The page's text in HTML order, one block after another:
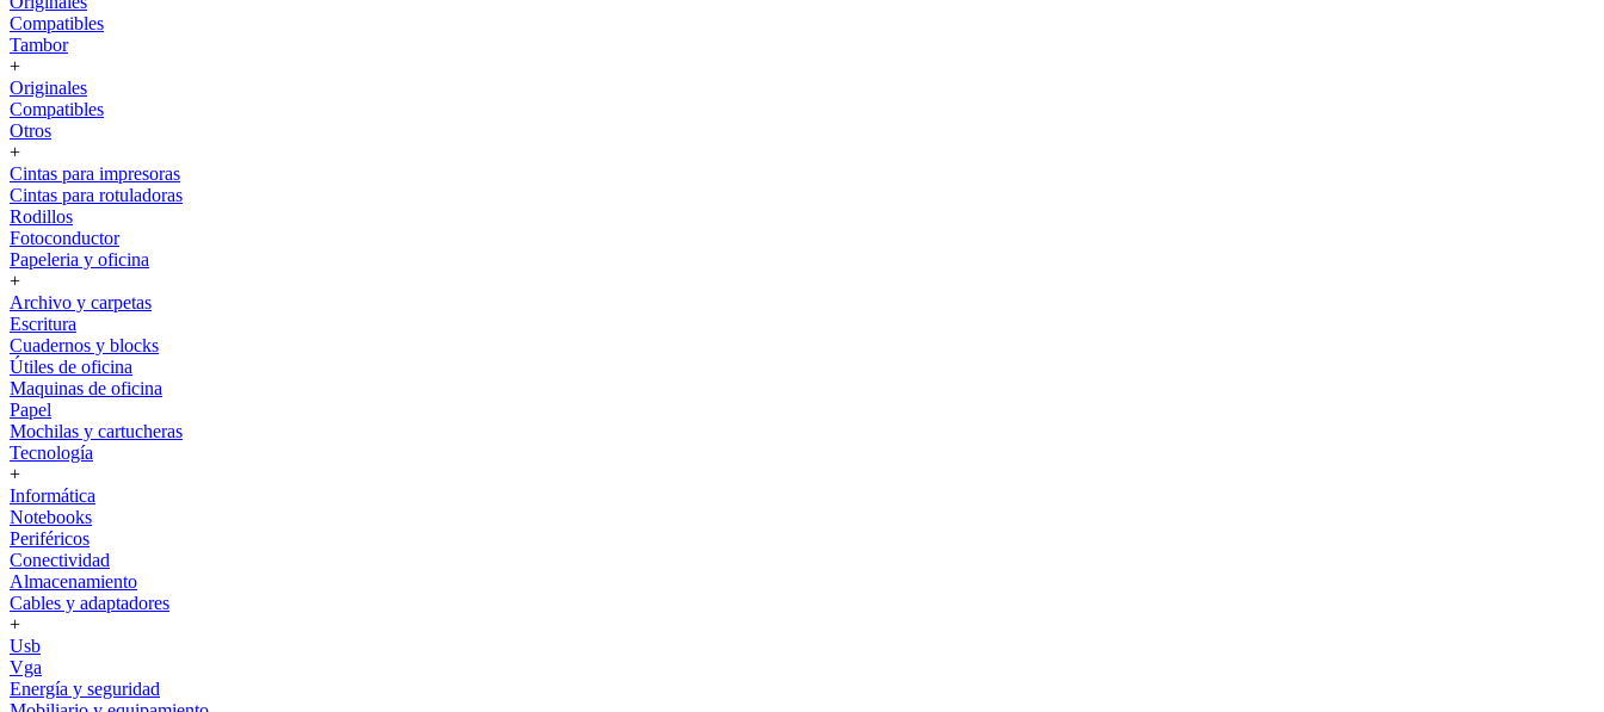
Compatibles
Tambor
+
Originales
Compatibles
Otros
+
Cintas para impresoras
Cintas para rotuladoras
Rodillos
Fotoconductor
Papeleria y oficina
+
Archivo y carpetas
Escritura
Cuadernos y blocks
Útiles de oficina
Maquinas de oficina
Papel
Mochilas y cartucheras
Tecnología
+
Informática
Notebooks
Periféricos
Conectividad
Almacenamiento
Cables y adaptadores
+
Usb
Vga
Energía y seguridad